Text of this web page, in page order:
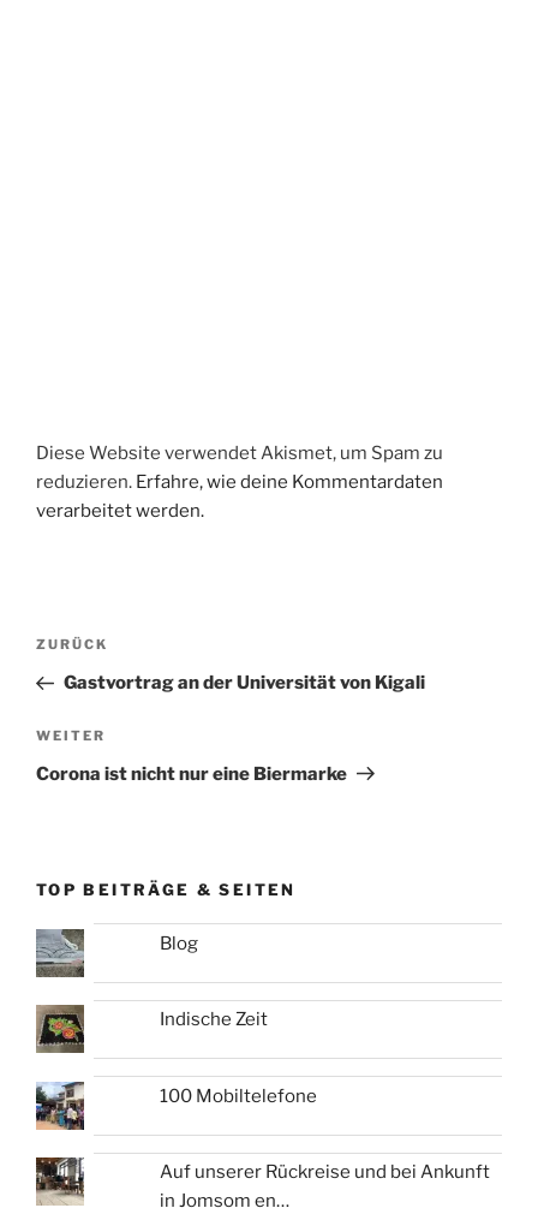
Diese Website verwendet Akismet, um Spam zu
reduzieren. Erfahre, wie deine Kommentardaten
verarbeitet werden.
Beitragsnavigation
Vorheriger
Beitrag
ZURÜCK
Gastvortrag an der Universität von Kigali
Nächster
Beitrag
WEITER
Corona ist nicht nur eine Biermarke
TOP BEITRÄGE & SEITEN
Blog
Indische Zeit
100 Mobiltelefone
Auf unserer Rückreise und bei Ankunft
in Jomsom en…